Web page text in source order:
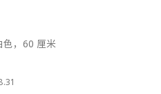
色，60 厘米